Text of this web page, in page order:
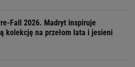
Fall 2026. Madryt inspiruje
kolekcję na przełom lata i jesieni